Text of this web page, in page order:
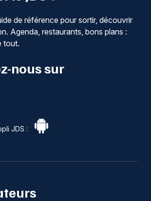
de référence pour sortir, découvrir
Agenda, restaurants, bons plans :
tout.
nous sur
JDS :